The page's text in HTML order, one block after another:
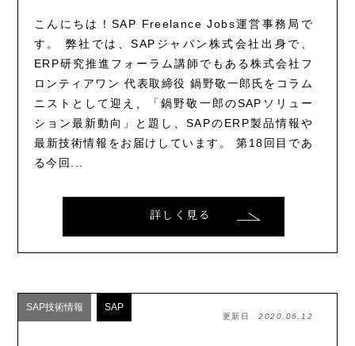
こんにちは！SAP Freelance Jobs運営事務局で
す。 弊社では、SAPジャパン株式会社出身で、
ERP研究推進フォーラム講師でもある株式会社フ
ロンティアワン 代表取締役 鍋野敬一郎氏をコラム
ニストとして迎え、「鍋野敬一郎のSAPソリュー
ション最新動向」と題し、SAPのERP製品情報や
最新技術情報をお届けしています。 第18回目であ
る今回...
詳しく見る
SAP技術情報 SAP
更新日2020.06.12